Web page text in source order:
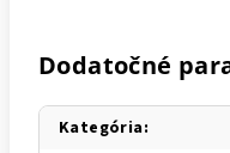
Dodatočné
Kategória: